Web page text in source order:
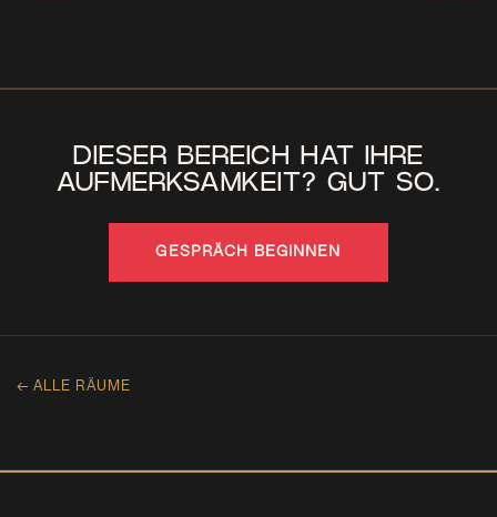
DIESER BEREICH HAT IHRE
AUFMERKSAMKEIT? GUT SO.
GESPRÄCH BEGINNEN
← ALLE RÄUME